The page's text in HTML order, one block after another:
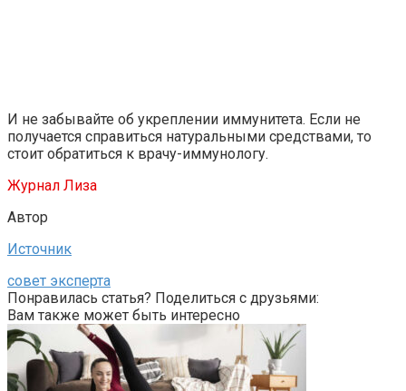
И не забывайте об укреплении иммунитета. Если не
получается справиться натуральными средствами, то
стоит обратиться к врачу-иммунологу.
Журнал Лиза
Автор
Источник
совет эксперта
Понравилась статья? Поделиться с друзьями:
Вам также может быть интересно